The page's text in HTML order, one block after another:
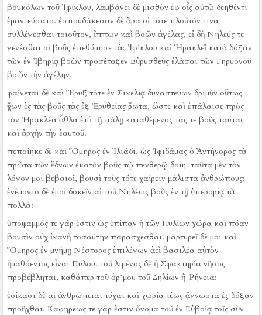
βουκόλων τοῦ Ἰφίκλου, λαμβάνει δὲ μισθὸν ἐφ οἷς αὐτῷ δεηθέντι
ἐμαντεύσατο. ἐσπουδάκεσαν δὲ ἄρα οἱ τότε πλοῦτόν τινα
συλλέγεσθαι τοιοῦτον, ἵππων καὶ βοῶν ἀγέλας, εἰ δὴ Νηλεύς τε
γενέσθαι οἱ βοῦς ἐπεθύμησε τὰς Ἰφίκλου καὶ Ἡρακλεῖ κατὰ δόξαν
τῶν ἐν Ἰβηρίᾳ βοῶν προσέταξεν Εὐρυσθεὺς ἐλάσαι τῶν Γηρυόνου
βοῶν τὴν ἀγέλην.
φαίνεται δὲ καὶ Ἔρυξ τότε ἐν Σικελίᾳ δυναστεύων δριμὺν οὕτως
ἔχων ἐς τὰς βοῦς τὰς ἐξ Ἐρυθείας ἔρωτα, ὥστε καὶ ἐπάλαισε πρὸς
τὸν Ἡρακλέα ἆθλα ἐπὶ τῇ πάλῃ καταθέμενος τάς τε βοῦς ταύτας
καὶ ἀρχὴν τὴν ἑαυτοῦ.
πεποίηκε δὲ καὶ Ὅμηρος ἐν Ἰλιάδι, ὡς Ἰφιδάμας ὁ Ἀντήνορος τὰ
πρῶτα τῶν ἕδνων ἑκατὸν βοῦς τῷ πενθερῷ δοίη. ταῦτα μὲν τὸν
λόγον μοι βεβαιοῖ, βουσὶ τοὺς τότε χαίρειν μάλιστα ἀνθρώπους:
ἐνέμοντο δὲ ἐμοὶ δοκεῖν αἱ τοῦ Νηλέως βοῦς ἐν τῇ ὑπερορίᾳ τὰ
πολλά:
ὑπόψαμμός τε γάρ ἐστιν ὡς ἐπίπαν ἡ τῶν Πυλίων χώρα καὶ πόαν
βουσὶν οὐχ ἱκανὴ τοσαύτην παρασχέσθαι. μαρτυρεῖ δέ μοι καὶ
Ὅμηρος ἐν μνήμῃ Νέστορος ἐπιλέγων ἀεὶ βασιλέα αὐτὸν
ἠμαθόεντος εἶναι Πύλου. τοῦ λιμένος δὲ ἡ Σφακτηρία νῆσος
προβέβληται, καθάπερ τοῦ ὁρ´μου τοῦ Δηλίων ἡ Ῥήνεια:
ἐοίκασι δὲ αἱ ἀνθρώπειαι τύχαι καὶ χωρία τέως ἄγνωστα ἐς δόξαν
προῆχθαι. Καφηρέως τε γάρ ἐστιν ὄνομα τοῦ ἐν Εὐβοίᾳ τοῖς σὺν